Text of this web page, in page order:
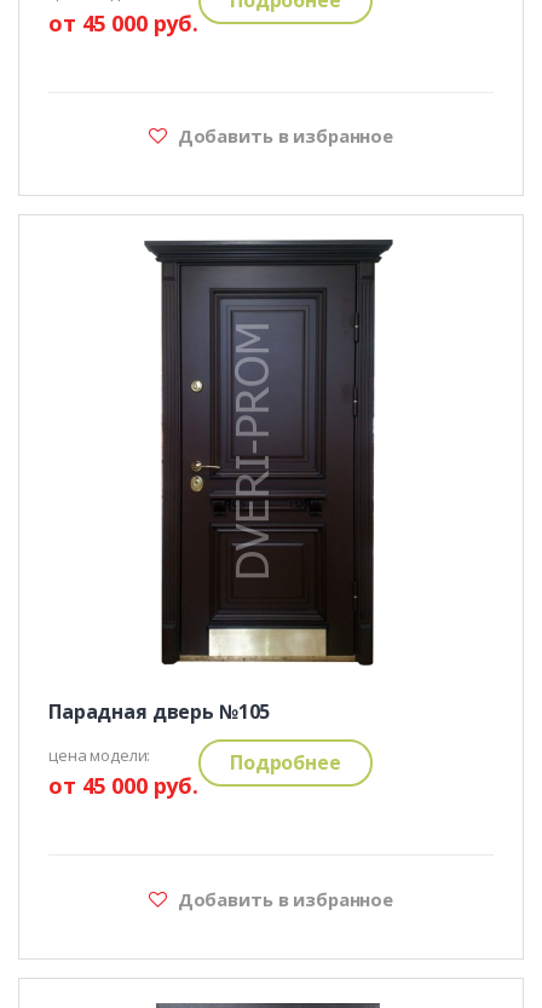
от 45 000 руб.
Добавить в избранное
Парадная дверь №105
цена модели:
от 45 000 руб.
Подробнее
Добавить в избранное